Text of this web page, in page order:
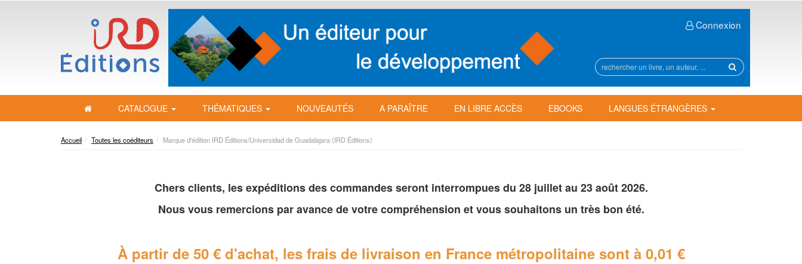
Connexion
sur
site
CATALOGUE
THÉMATIQUES NOUVEAUTÉS A PARAÎTRE EN LIBRE ACCÈS EBOOKS LANGUES ÉTRANGÈRES
Accueil Toutes les coéditeurs Marque d'édition IRD Éditions/Universidad de Guadalajara (IRD Éditions)
Chers clients, les expéditions des commandes seront interrompues du 28 juillet au 23 août 2026.
Nous vous remercions par avance de votrecompréhension et vous souhaitons un très bon été.
À partir de 50 € d'achat, les frais de livraison en France métropolitainesont à 0,01 €